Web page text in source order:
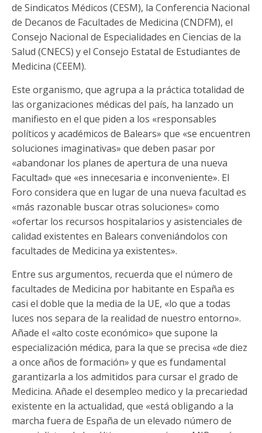
de Sindicatos Médicos (CESM), la Conferencia Nacional
de Decanos de Facultades de Medicina (CNDFM), el
Consejo Nacional de Especialidades en Ciencias de la
Salud (CNECS) y el Consejo Estatal de Estudiantes de
Medicina (CEEM).
Este organismo, que agrupa a la práctica totalidad de
las organizaciones médicas del país, ha lanzado un
manifiesto en el que piden a los «responsables
políticos y académicos de Balears» que «se encuentren
soluciones imaginativas» que deben pasar por
«abandonar los planes de apertura de una nueva
Facultad» que «es innecesaria e inconveniente». El
Foro considera que en lugar de una nueva facultad es
«más razonable buscar otras soluciones» como
«ofertar los recursos hospitalarios y asistenciales de
calidad existentes en Balears conveniándolos con
facultades de Medicina ya existentes».
Entre sus argumentos, recuerda que el número de
facultades de Medicina por habitante en España es
casi el doble que la media de la UE, «lo que a todas
luces nos separa de la realidad de nuestro entorno».
Añade el «alto coste económico» que supone la
especialización médica, para la que se precisa «de diez
a once años de formación» y que es fundamental
garantizarla a los admitidos para cursar el grado de
Medicina. Añade el desempleo medico y la precariedad
existente en la actualidad, que «está obligando a la
marcha fuera de España de un elevado número de